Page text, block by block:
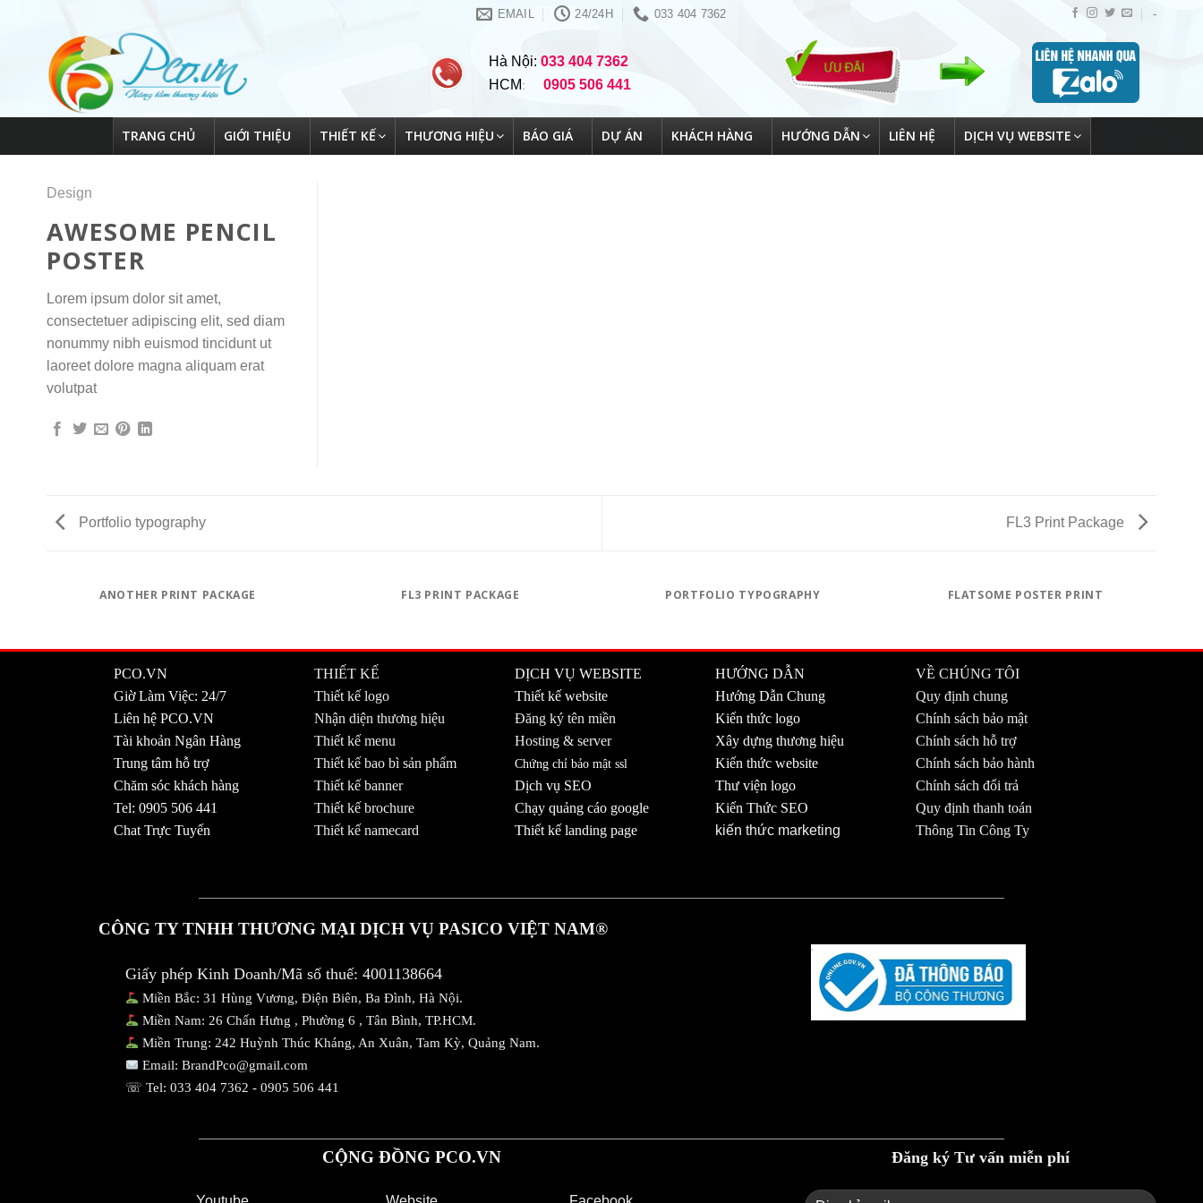
EMAIL 24/24H 033 404 7362 -
Hà Nội:033 404 7362
HCM:0905 506 441
TRANG CHỦ GIỚI THIỆU THIẾT KẾ THƯƠNG HIỆU BÁO GIÁ DỰ ÁN KHÁCH HÀNG HƯỚNG DẪN LIÊN HỆ DỊCH VỤ WEBSITE
Design
AWESOME PENCIL
POSTER
Lorem ipsum dolor sit amet,
consectetuer adipiscing elit, sed diam
nonummy nibh euismod tincidunt ut
laoreet dolore magna aliquam erat
volutpat
Portfolio typography FL3 Print Package
ANOTHER PRINT PACKAGE FL3 PRINT PACKAGE PORTFOLIO TYPOGRAPHY FLATSOME POSTER PRINT
PCO.VN
Giờ Làm Việc: 24/7
Liên hệ PCO.VN
Tài khoản Ngân Hàng
Trung tâm hỗ trợ
Chăm sóc khách hàng
Tel: 0905 506 441
Chat Trực Tuyến
THIẾT KẾ
Thiết kế logo
Nhận diện thương hiệu
Thiết kế menu
Thiết kế bao bì sản phẩm
Thiết kế banner
Thiết kế brochure
Thiết kế namecard
DỊCH VỤ WEBSITE
Thiết kế website
Đăng ký tên miền
Hosting & server
Chứng chỉ bảo mật ssl
Dịch vụ SEO
Chạy quảng cáo google
Thiết kế landing page
HƯỚNG DẪN
Hướng Dẫn Chung
Kiến thức logo
Xây dựng thương hiệu
Kiến thức website
Thư viện logo
Kiến Thức SEO
kiến thức marketing
VỀ CHÚNG TÔI
Quy định chung
Chính sách bảo mật
Chính sách hỗ trợ
Chính sách bảo hành
Chính sách đổi trả
Quy định thanh toán
Thông Tin Công Ty
CÔNG TY TNHH THƯƠNG MẠI DỊCH VỤ PASICO VIỆT NAM®
Giấy phép Kinh Doanh/Mã số thuế: 4001138664
Miền Bắc: 31 Hùng Vương, Điện Biên, Ba Đình, Hà Nội.
Miền Nam: 26 Chấn Hưng , Phường 6 , Tân Bình, TP.HCM.
Miền Trung: 242 Huỳnh Thúc Kháng, An Xuân, Tam Kỳ, Quảng Nam.
Email:BrandPco@gmail.com
☏ Tel: 033 404 7362 - 0905 506 441
CỘNG ĐỒNG PCO.VN Đăng ký Tư vấn miễn phí